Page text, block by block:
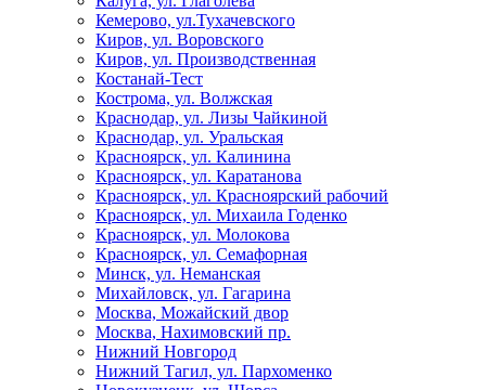
Кемерово, ул.Тухачевского
Киров, ул. Воровского
Киров, ул. Производственная
Костанай-Тест
Кострома, ул. Волжская
Краснодар, ул. Лизы Чайкиной
Краснодар, ул. Уральская
Красноярск, ул. Калинина
Красноярск, ул. Каратанова
Красноярск, ул. Красноярский рабочий
Красноярск, ул. Михаила Годенко
Красноярск, ул. Молокова
Красноярск, ул. Семафорная
Минск, ул. Неманская
Михайловск, ул. Гагарина
Москва, Можайский двор
Москва, Нахимовский пр.
Нижний Новгород
Нижний Тагил, ул. Пархоменко